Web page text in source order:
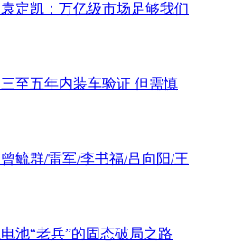
定凯：万亿级市场足够我们
至五年内装车验证 但需慎
毓群/雷军/李书福/吕向阳/王
池“老兵”的固态破局之路